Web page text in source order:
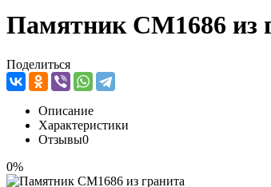
Памятник CM1686 из
Поделиться
Описание
Характеристики
Отзывы0
0%